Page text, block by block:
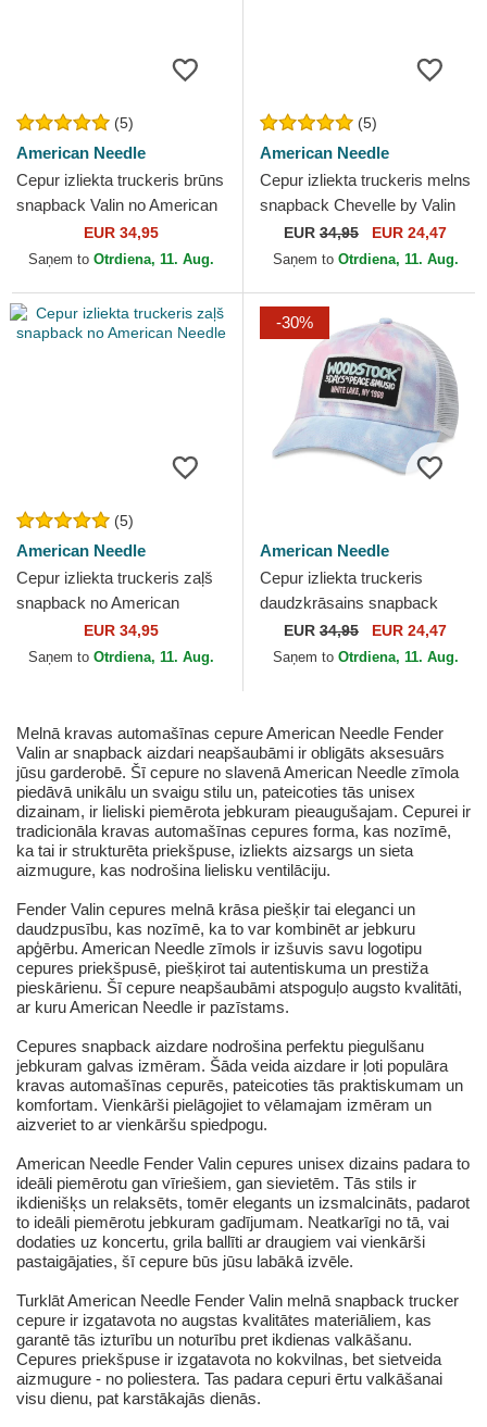
(5)
American Needle
Cepur izliekta truckeris brūns
snapback Valin no American
EUR 34,95
Saņem to Otrdiena, 11. Aug.
(5)
American Needle
Cepur izliekta truckeris melns
snapback Chevelle by Valin
no American Needle
EUR 34,95 EUR 24,47
Saņem to Otrdiena, 11. Aug.
(5)
American Needle
Cepur izliekta truckeris zaļš
snapback no American
EUR 34,95
Saņem to Otrdiena, 11. Aug.
-30%
American Needle
Cepur izliekta truckeris
daudzkrāsains snapback
Valin no American Needle
EUR 34,95 EUR 24,47
Saņem to Otrdiena, 11. Aug.
Melnā kravas automašīnas cepure American Needle Fender
Valin ar snapback aizdari neapšaubāmi ir obligāts aksesuārs
jūsu garderobē. Šī cepure no slavenā American Needle zīmola
piedāvā unikālu un svaigu stilu un, pateicoties tās unisex
dizainam, ir lieliski piemērota jebkuram pieaugušajam. Cepurei ir
tradicionāla kravas automašīnas cepures forma, kas nozīmē,
ka tai ir strukturēta priekšpuse, izliekts aizsargs un sieta
aizmugure, kas nodrošina lielisku ventilāciju.
Fender Valin cepures melnā krāsa piešķir tai eleganci un
daudzpusību, kas nozīmē, ka to var kombinēt ar jebkuru
apģērbu. American Needle zīmols ir izšuvis savu logotipu
cepures priekšpusē, piešķirot tai autentiskuma un prestiža
pieskārienu. Šī cepure neapšaubāmi atspoguļo augsto kvalitāti,
ar kuru American Needle ir pazīstams.
Cepures snapback aizdare nodrošina perfektu piegulšanu
jebkuram galvas izmēram. Šāda veida aizdare ir ļoti populāra
kravas automašīnas cepurēs, pateicoties tās praktiskumam un
komfortam. Vienkārši pielāgojiet to vēlamajam izmēram un
aizveriet to ar vienkāršu spiedpogu.
American Needle Fender Valin cepures unisex dizains padara to
ideāli piemērotu gan vīriešiem, gan sievietēm. Tās stils ir
ikdienišķs un relaksēts, tomēr elegants un izsmalcināts, padarot
to ideāli piemērotu jebkuram gadījumam. Neatkarīgi no tā, vai
dodaties uz koncertu, grila ballīti ar draugiem vai vienkārši
pastaigājaties, šī cepure būs jūsu labākā izvēle.
Turklāt American Needle Fender Valin melnā snapback trucker
cepure ir izgatavota no augstas kvalitātes materiāliem, kas
garantē tās izturību un noturību pret ikdienas valkāšanu.
Cepures priekšpuse ir izgatavota no kokvilnas, bet sietveida
aizmugure - no poliestera. Tas padara cepuri ērtu valkāšanai
visu dienu, pat karstākajās dienās.